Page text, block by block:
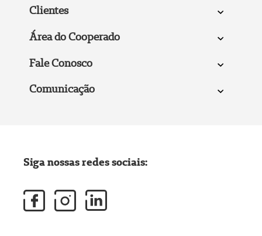
Clientes
Área do Cooperado
Fale Conosco
Comunicação
Siga nossas redes sociais: